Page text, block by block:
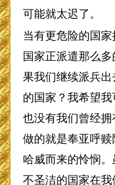
可能就太迟了。
当有更危险的国
国家正派遣那么
果我们继续派兵
的国家？我希望
也没有我们曾经
做的就是奉亚呼
哈威而来的怜悯
不圣洁的国家在